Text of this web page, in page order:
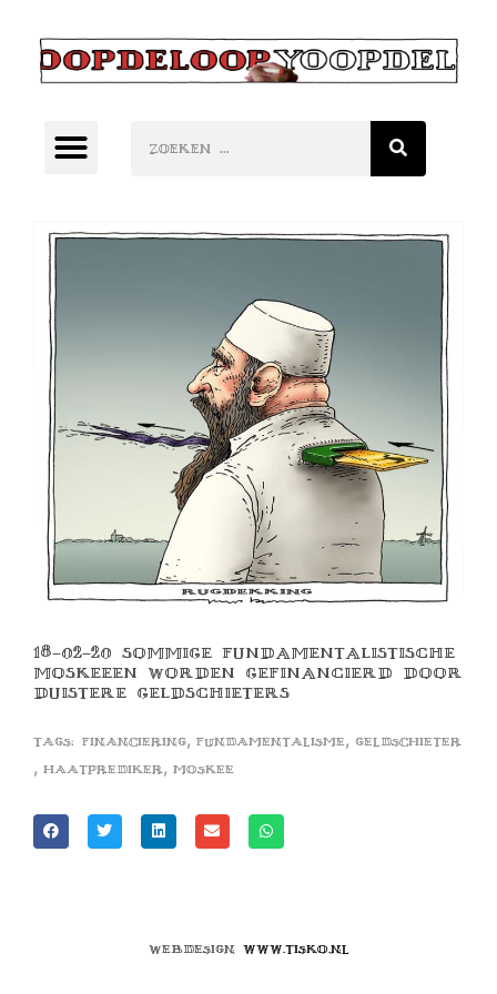
18-02-20 SOMMIGE FUNDAMENTALISTISCHE
MOSKEEEN WORDEN GEFINANCIERD DOOR
DUISTERE GELDSCHIETERS
Tags: financiering, fundamentalisme , geldschieter
, haatprediker, moskee
Webdesign www.tisko.nl